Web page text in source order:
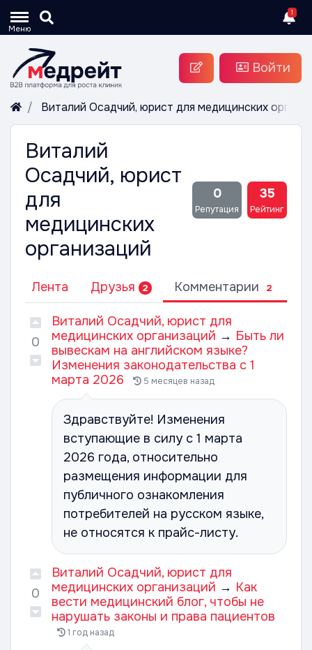
Меню
1
Войти
Виталий Осадчий, юрист для медицинских
Виталий
Осадчий, юрист
для
медицинских
организаций
0
Репутация
35
Рейтинг
Лента Друзья 2 Комментарии 2
0
Виталий Осадчий, юрист для
медицинских организаций → Быть ли
вывескам на английском языке?
Изменения законодательства с 1
марта 2026
5 месяцев назад
Здравствуйте! Изменения
вступающие в силу с 1 марта
2026 года, относительно
размещения информации для
публичного ознакомления
потребителей на русском языке,
не относятся к прайс-листу.
0
Виталий Осадчий, юрист для
медицинских организаций → Как
вести медицинский блог, чтобы не
нарушать законы и права пациентов
1 год назад